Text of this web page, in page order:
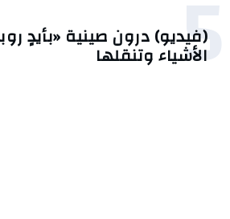
5
(فيديو) درون صينية «بأيدٍ
الأشياء وتنقلها